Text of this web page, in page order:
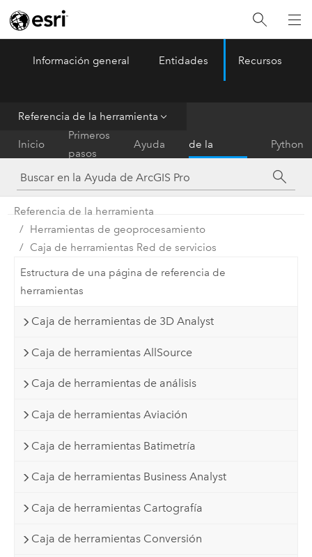
ArcGIS Pro Menu
Información general Entidades Recursos
Referencia de la herramienta
Inicio
Primeros
pasos
Ayuda
de la
herramienta
Python
Referencia de la herramienta
Herramientas de geoprocesamiento
Caja de herramientas Red de servicios
Estructura de una página de referencia de
herramientas
Caja de herramientas de 3D Analyst
Caja de herramientas AllSource
Caja de herramientas de análisis
Caja de herramientas Aviación
Caja de herramientas Batimetría
Caja de herramientas Business Analyst
Caja de herramientas Cartografía
Caja de herramientas Conversión